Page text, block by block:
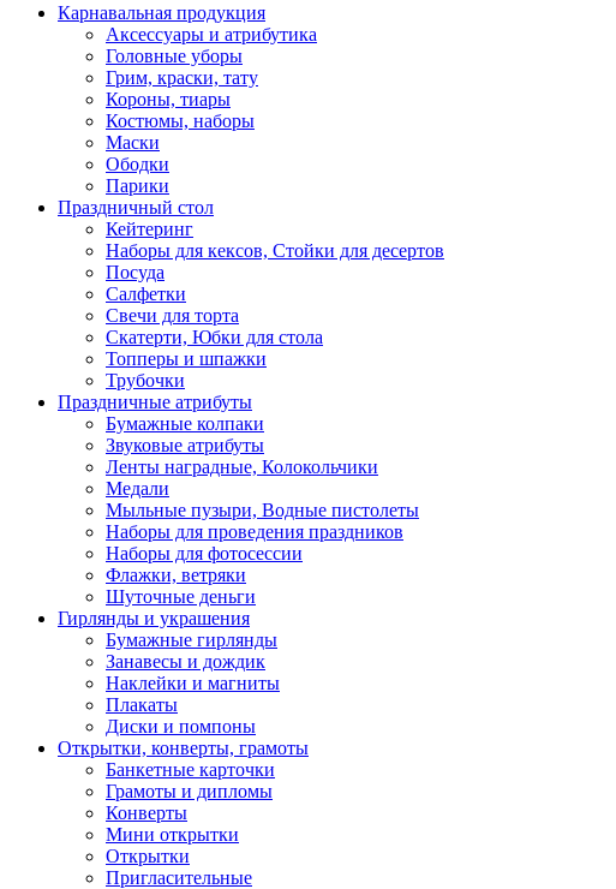
Карнавальная продукция
Аксессуары и атрибутика
Головные уборы
Грим, краски, тату
Короны, тиары
Костюмы, наборы
Маски
Ободки
Парики
Праздничный стол
Кейтеринг
Наборы для кексов, Стойки для десертов
Посуда
Салфетки
Свечи для торта
Скатерти, Юбки для стола
Топперы и шпажки
Трубочки
Праздничные атрибуты
Бумажные колпаки
Звуковые атрибуты
Ленты наградные, Колокольчики
Медали
Мыльные пузыри, Водные пистолеты
Наборы для проведения праздников
Наборы для фотосессии
Флажки, ветряки
Шуточные деньги
Гирлянды и украшения
Бумажные гирлянды
Занавесы и дождик
Наклейки и магниты
Плакаты
Диски и помпоны
Открытки, конверты, грамоты
Банкетные карточки
Грамоты и дипломы
Конверты
Мини открытки
Открытки
Пригласительные